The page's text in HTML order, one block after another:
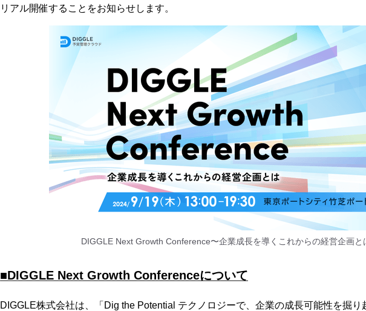
リアル開催することをお知らせします。
DIGGLE Next Growth Conference〜企業成長を導くこれからの経営企画と
■DIGGLE Next Growth Conferenceについて
DIGGLE株式会社は、「Dig the Potential テクノロジーで、企業の成長可能性を掘り